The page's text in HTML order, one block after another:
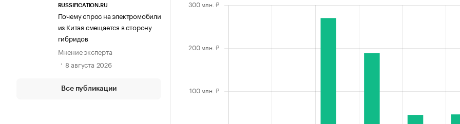
RUSSIFICATION.RU
Почему спрос на электромобили
из Китая смещается в сторону
гибридов
Мнение эксперта
8 августа 2026
Все публикации